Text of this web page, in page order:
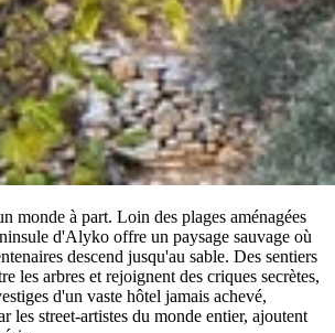
monde à part. Loin des plages aménagées
d'Alyko offre un paysage sauvage où
descend jusqu'au sable. Des sentiers
les arbres et rejoignent des criques secrètes,
d'un vaste hôtel jamais achevé,
les street-artistes du monde entier, ajoutent